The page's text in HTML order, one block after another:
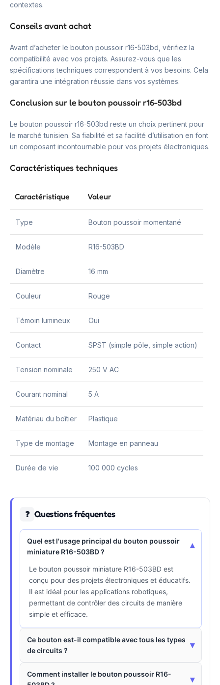
contextes.
Conseils avant achat
Avant d’acheter le bouton poussoir r16-503bd, vérifiez la
compatibilité avec vos projets. Assurez-vous que les
spécifications techniques correspondent à vos besoins. Cela
garantira une intégration réussie dans vos systèmes.
Conclusion sur le bouton poussoir r16-503bd
Le bouton poussoir r16-503bd reste un choix pertinent pour
le marché tunisien. Sa fiabilité et sa facilité d’utilisation en font
un composant incontournable pour vos projets électroniques.
Caractéristiques techniques
Caractéristique Valeur
Type Bouton poussoir momentané
Modèle R16-503BD
Diamètre 16 mm
Couleur Rouge
Témoin lumineux Oui
Contact SPST (simple pôle, simple action)
Tension nominale 250 V AC
Courant nominal 5 A
Matériau du boîtier Plastique
Type de montage Montage en panneau
Durée de vie 100 000 cycles
❓ Questions fréquentes
Quel est l'usage principal du bouton poussoir
miniature R16-503BD ?
▾
Le bouton poussoir miniature R16-503BD est
conçu pour des projets électroniques et éducatifs.
Il est idéal pour les applications robotiques,
permettant de contrôler des circuits de manière
simple et efficace.
Ce bouton est-il compatible avec tous les types
de circuits ?
▾
Comment installer le bouton poussoir R16-
▾